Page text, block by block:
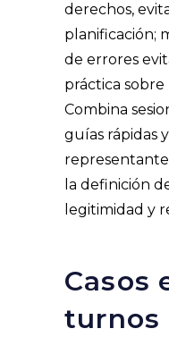
derechos,
planificación;
de errores
práctica
Combina
guías rápidas
la definición
legitimidad y
Casos
turnos